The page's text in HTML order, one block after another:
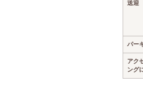
送迎
パー
アク
ング